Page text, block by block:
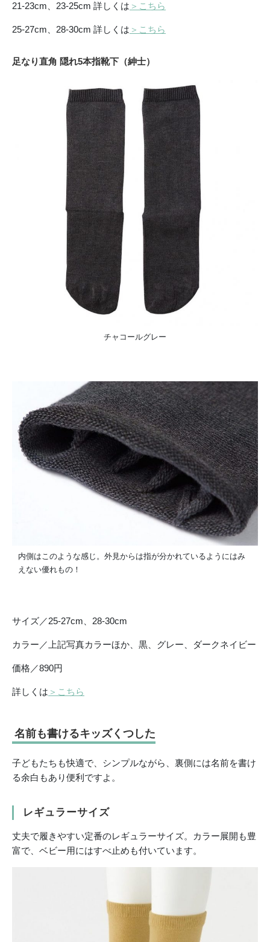
21-23cm、23-25cm 詳しくは ＞こちら
25-27cm、28-30cm 詳しくは ＞こちら
足なり直角 隠れ5本指靴下（紳士）
チャコールグレー
内側はこのような感じ。外見からは指が分かれているようにはみ
えない優れもの！
サイズ／25-27cm、28-30cm
カラー／上記写真カラーほか、黒、グレー、ダークネイビー
価格／890円
詳しくは ＞こちら
名前も書けるキッズくつした
子どもたちも快適で、シンプルながら、裏側には名前を書け
る余白もあり便利ですよ。
レギュラーサイズ
丈夫で履きやすい定番のレギュラーサイズ。カラー展開も豊
富で、ベビー用にはすべ止めも付いています。